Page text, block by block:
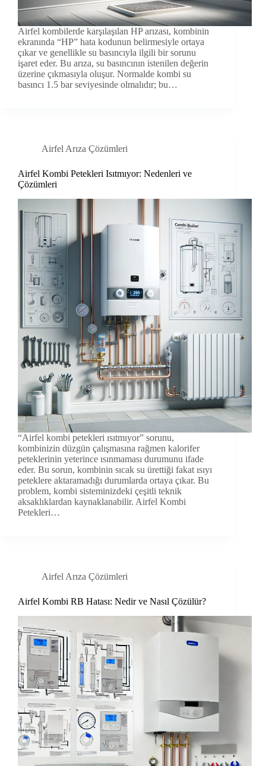
Airfel kombilerde karşılaşılan HP arızası, kombinin
ekranında “HP” hata kodunun belirmesiyle ortaya
çıkar ve genellikle su basıncıyla ilgili bir sorunu
işaret eder. Bu arıza, su basıncının istenilen değerin
üzerine çıkmasıyla oluşur. Normalde kombi su
basıncı 1.5 bar seviyesinde olmalıdır; bu…
Airfel Arıza Çözümleri
Airfel Kombi Petekleri Isıtmıyor: Nedenleri ve
Çözümleri
“Airfel kombi petekleri ısıtmıyor” sorunu,
kombinizin düzgün çalışmasına rağmen kalorifer
peteklerinin yeterince ısınmaması durumunu ifade
eder. Bu sorun, kombinin sıcak su ürettiği fakat ısıyı
peteklere aktaramadığı durumlarda ortaya çıkar. Bu
problem, kombi sisteminizdeki çeşitli teknik
aksaklıklardan kaynaklanabilir. Airfel Kombi
Petekleri…
Airfel Arıza Çözümleri
Airfel Kombi RB Hatası: Nedir ve Nasıl Çözülür?